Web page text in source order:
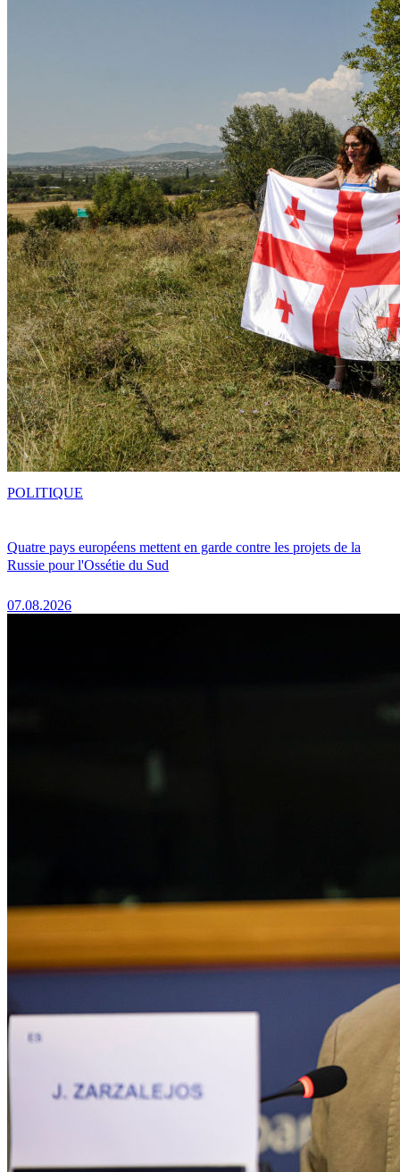
Quatre pays européens mettent en garde contre les projets de la
Russie pour l'Ossétie du Sud
07.08.2026
POLITIQUE